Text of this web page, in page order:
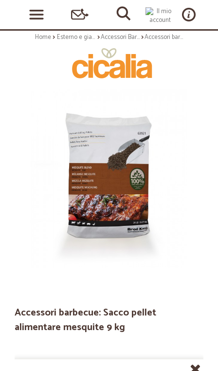
Home Esterno e giardino Accessori Barbecue Accessori barbecue: Sacco pellet alimentare mesquite 9 kg
Accessori barbecue: Sacco pellet
alimentare mesquite 9 kg